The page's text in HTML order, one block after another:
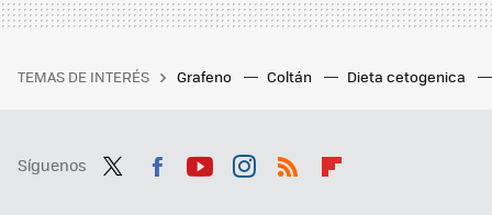
TEMAS DE INTERÉS Grafeno Coltán Dieta cetogenica
Síguenos